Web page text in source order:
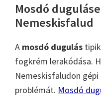
Mosdó
Nemeskisfalud
A mosdó dugulás
fogkrém lerakódása.
Nemeskisfaludon
problémát. Mosdó